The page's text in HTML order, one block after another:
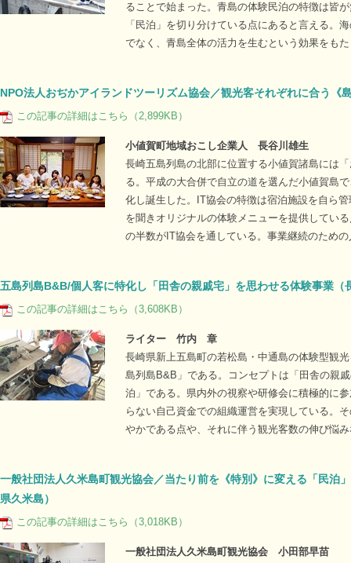
ることで始まった。青島の体験民泊の特徴は皆
「民泊」を切り分けている点にあると言える。
でなく、青島全体の活力を生むという効果をも
NPO法人おぢかアイランドツーリズム協会／観光客それぞれに合う《
この記事の詳細はこちら（2,899KB）
小値賀町地域おこし企業人 長谷川雄生
長崎五島列島の北部に位置する小値賀諸島には
る。平成の大合併で自立の道を選んだ小値賀島
化し誕生した。IT協会の特徴は宿泊施設を自ら
を聞きオリジナルの体験メニューを提供してい
の半数がIT協会を通している。事業継続のため
五島列島B&B/個人客に特化し「田舎の親戚宅」を思わせる体験事業（
この記事の詳細はこちら（3,608KB）
ライター 竹内 章
長崎県新上五島町の若松島・中通島の体験型観
島列島B&B」である。コンセプトは「田舎の親
泊」である。県内外の視察や研修会に積極的に
らない自己資金での組織運営を実現している。
やかである点や、それに伴う観光客数の伸び悩
一般社団法人久米島町観光協会／当たり前を《特別》に変える「民泊
県久米島）
この記事の詳細はこちら（3,018KB）
一般社団法人久米島町観光協会 小田部早苗